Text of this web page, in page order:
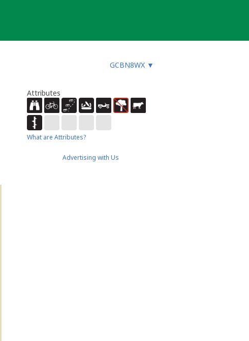
GCBN8WX ▼
Attributes
What are Attributes?
Advertising with Us